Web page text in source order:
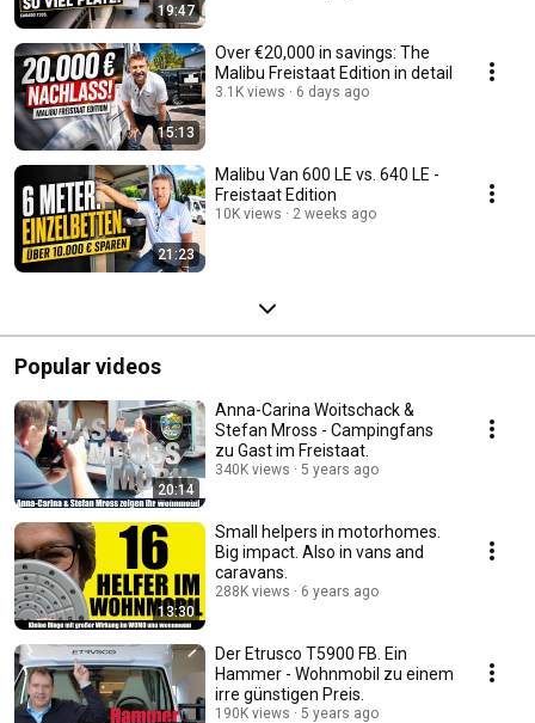
19:47
15:13
Over €20,000 in savings: The
Malibu Freistaat Edition in detail
3.1K views 6 days ago
21:23
Malibu Van 600 LE vs. 640 LE -
Freistaat Edition
10K views 2 weeks ago
Popular videos
20:14
Anna-Carina Woitschack &
Stefan Mross - Campingfans
zu Gast im Freistaat.
340K views 5 years ago
13:30
Small helpers in motorhomes.
Big impact. Also in vans and
caravans.
288K views 6 years ago
Der Etrusco T5900 FB. Ein
Hammer - Wohnmobil zu einem
irre günstigen Preis.
190K views 5 years ago